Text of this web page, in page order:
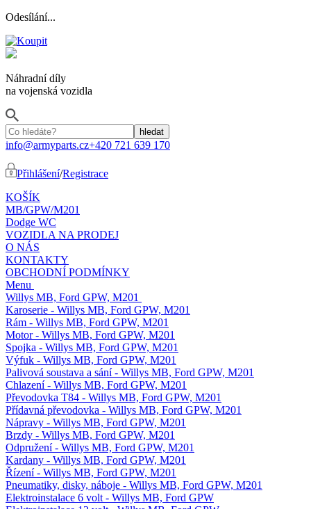
Odesílání...
Náhradní díly
na vojenská vozidla
info@armyparts.cz+420 721 639 170
Přihlášení/Registrace
KOŠÍK
MB/GPW/M201
Dodge WC
VOZIDLA NA PRODEJ
O NÁS
KONTAKTY
OBCHODNÍ PODMÍNKY
Menu
Willys MB, Ford GPW, M201
Karoserie - Willys MB, Ford GPW, M201
Rám - Willys MB, Ford GPW, M201
Motor - Willys MB, Ford GPW, M201
Spojka - Willys MB, Ford GPW, M201
Výfuk - Willys MB, Ford GPW, M201
Palivová soustava a sání - Willys MB, Ford GPW, M201
Chlazení - Willys MB, Ford GPW, M201
Převodovka T84 - Willys MB, Ford GPW, M201
Přídavná převodovka - Willys MB, Ford GPW, M201
Nápravy - Willys MB, Ford GPW, M201
Brzdy - Willys MB, Ford GPW, M201
Odpružení - Willys MB, Ford GPW, M201
Kardany - Willys MB, Ford GPW, M201
Řízení - Willys MB, Ford GPW, M201
Pneumatiky, disky, náboje - Willys MB, Ford GPW, M201
Elektroinstalace 6 volt - Willys MB, Ford GPW